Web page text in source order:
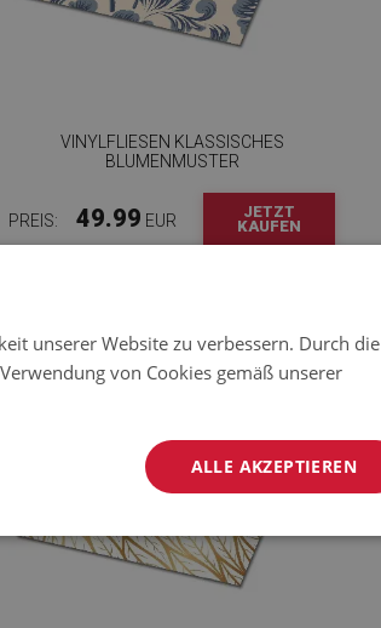
VINYLFLIESEN KLASSISCHES
BLUMENMUSTER
PREIS: 49.99 EUR
JETZT
KAUFEN
unserer Website zu verbessern. Durch die
von Cookies gemäß unserer
ALLE AKZEPTIEREN